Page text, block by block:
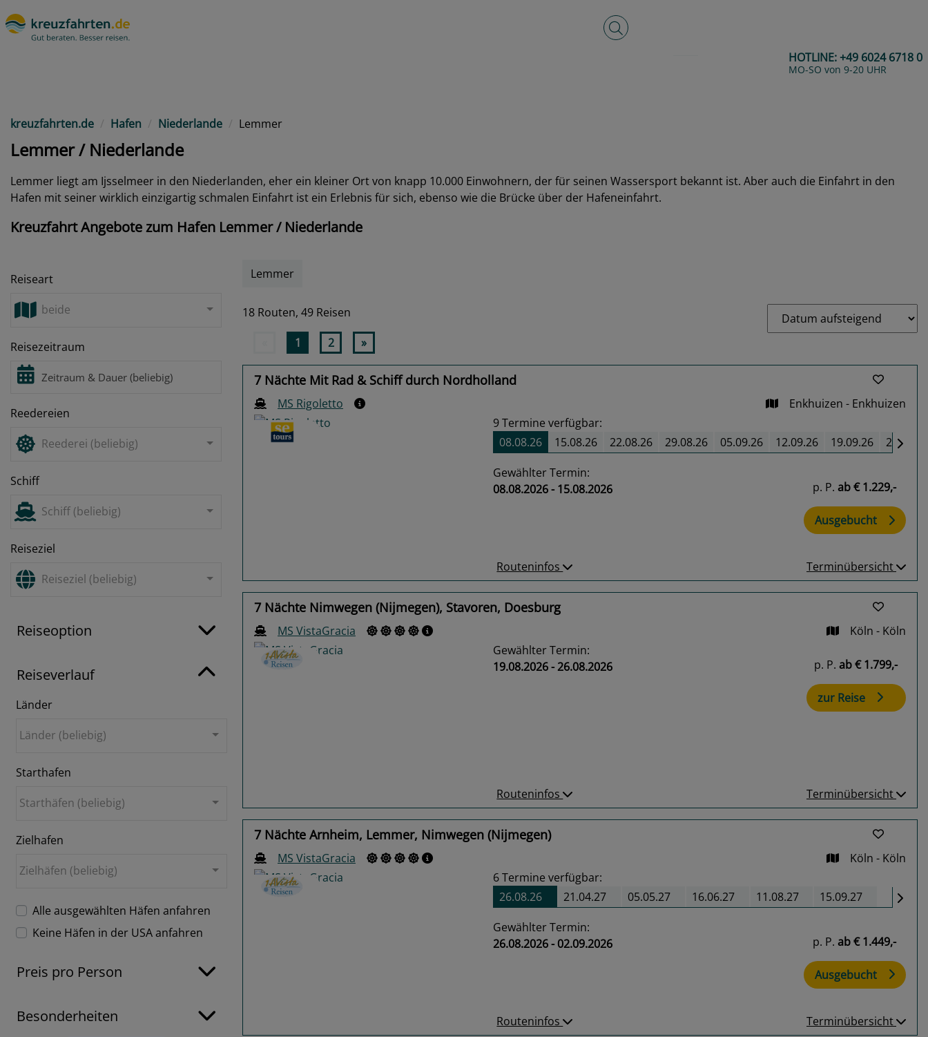
Volltextsuche
HOTLINE:+49 6024 6718 0
MO-SO von 9-20 UHR
kreuzfahrten.de Hafen Niederlande Lemmer
Lemmer / Niederlande
Lemmer liegt am Ijsselmeer in den Niederlanden, eher ein kleiner Ort von knapp 10.000 Einwohnern, der für seinen Wassersport bekannt ist. Aber auch die Einfahrt in den
Hafen mit seiner wirklich einzigartig schmalen Einfahrt ist ein Erlebnis für sich, ebenso wie die Brücke über der Hafeneinfahrt.
Kreuzfahrt Angebote zum Hafen Lemmer / Niederlande
Reiseart
beide
Reisezeitraum
Reedereien
Reederei (beliebig)
Schiff
Schiff (beliebig)
Reiseziel
Reiseziel (beliebig)
Reiseoption
Reiseverlauf
Länder
Länder (beliebig)
Starthafen
Starthäfen (beliebig)
Zielhafen
Zielhäfen (beliebig)
Alle ausgewählten Häfen anfahren
Keine Häfen in der USA anfahren
Preis pro Person
Besonderheiten
Lemmer
18 Routen, 49 Reisen
1 2 »
7 Nächte Mit Rad & Schiff durch Nordholland
MS Rigoletto Enkhuizen - Enkhuizen
9Termine verfügbar:
08.08.26
15.08.26 22.08.26 29.08.26 05.09.26 12.09.26 19.09.26
Gewählter Termin:
08.08.2026 - 15.08.2026
p. P. ab€ 1.229,-
Ausgebucht
Routeninfos Terminübersicht
7 Nächte Nimwegen (Nijmegen), Stavoren, Doesburg
MS VistaGracia Köln - Köln
Gewählter Termin:
19.08.2026 - 26.08.2026
p. P. ab€ 1.799,-
zur Reise
Routeninfos Terminübersicht
7 Nächte Arnheim, Lemmer, Nimwegen (Nijmegen)
MS VistaGracia Köln - Köln
6Termine verfügbar:
26.08.26
21.04.27 05.05.27 16.06.27 11.08.27 15.09.27
Gewählter Termin:
26.08.2026 - 02.09.2026
p. P. ab€ 1.449,-
Ausgebucht
Routeninfos Terminübersicht